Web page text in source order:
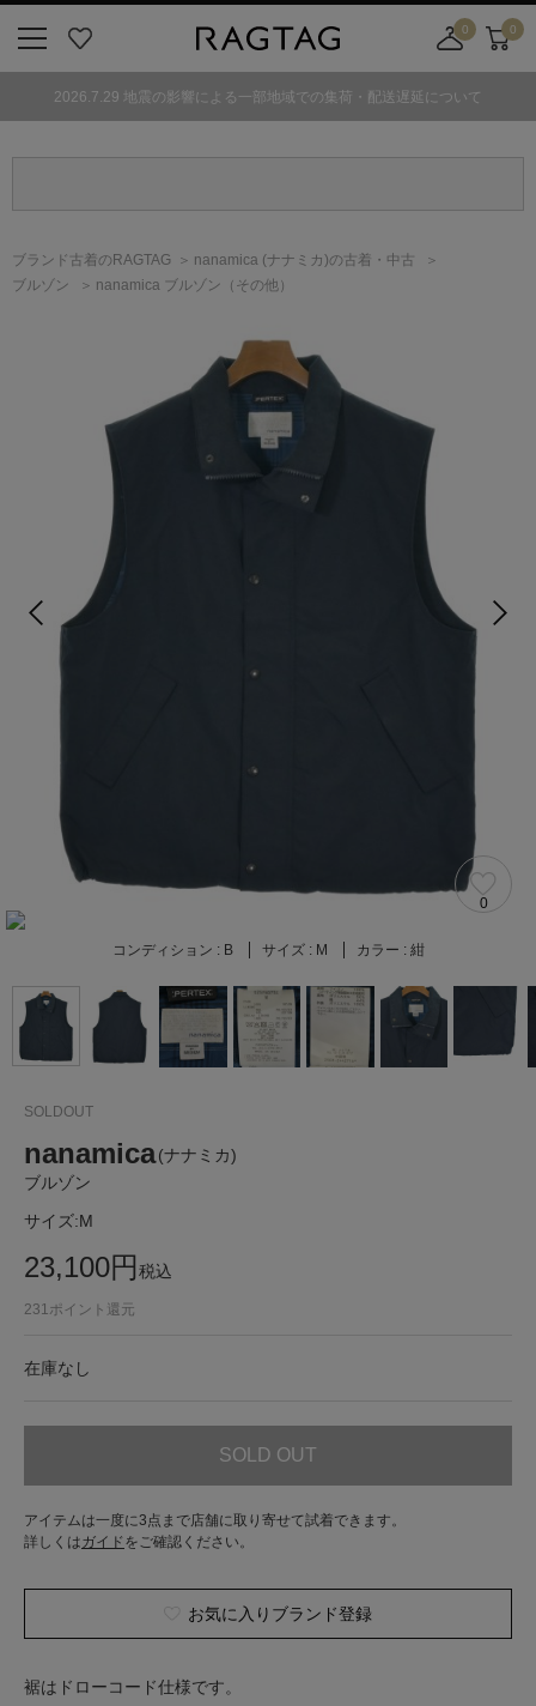
気
0
舗
カ
0
2026.7.29 地震の影響による一部地域での集荷・配送遅延について
ブランド古着のRAGTAG nanamica (ナナミカ)の古着・中古
ブルゾン
nanamica ブルゾン（その他）
0
コンディション : B サイズ : M カラー : 紺
SOLDOUT
nanamica(ナナミカ)
ブルゾン
サイズ:M
23,100円税込
231 ポイント還元
在庫なし
SOLD OUT
アイテムは一度に3点まで店舗に取り寄せて試着できます。
詳しくはガイド をご確認ください。
お気に入りブランド登録
裾はドローコード仕様です。